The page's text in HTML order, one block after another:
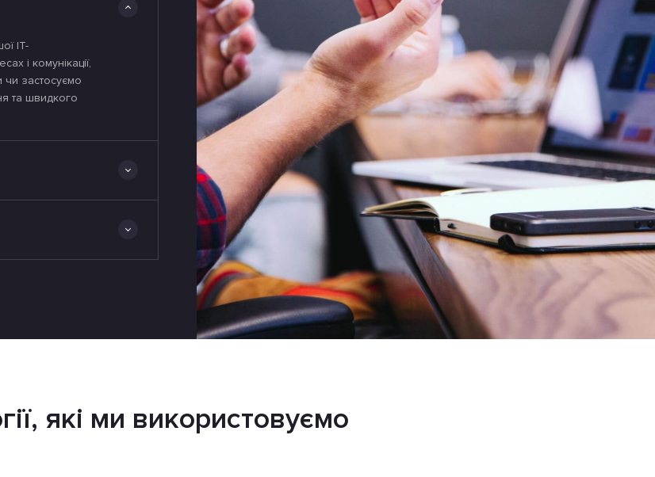
ІТ-
і комунікації,
чи застосуємо
та швидкого
які ми використовуємо